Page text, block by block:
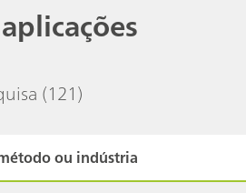
(121)